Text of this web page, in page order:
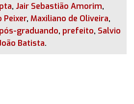
, Jair Sebastião Amorim,
Peixer, Maxiliano de Oliveira,
pós-graduando, prefeito, Salvio
Batista.